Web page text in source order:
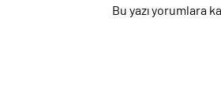
Galatasaray
Bu yazı yorumlara